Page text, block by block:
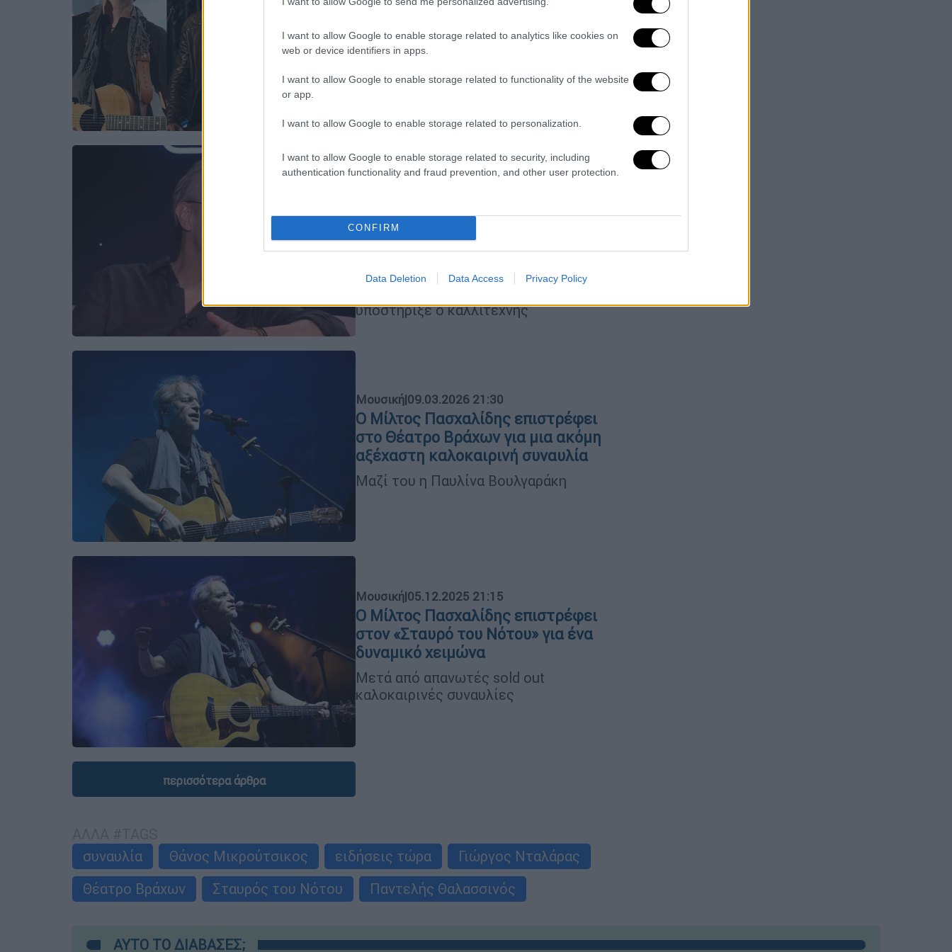
I want to allow Google to enable storage related to analytics like cookies on
web or device identifiers in apps.
I want to allow Google to enable storage related to functionality of the website
or app.
I want to allow Google to enable storage related to personalization.
I want to allow Google to enable storage related to security, including
authentication functionality and fraud prevention, and other user protection.
CONFIRM
Data Deletion Data Access Privacy Policy
Μουντάκη με Πασχαλίδη,
Θαλασσινό και Στρατάκη
Με το έργο και τη διδασκαλία του,
της γνήσιας κρητικής μουσικής τόσο
Lifestyle|31.03.2026 09:59
Μίλτος Πασχαλίδης: «Με
γάμο των ομοφύλων, μου φάνηκε
απάνθρωπο»
στη Βουλή. Είμαι πιο χρήσιμος
υποστήριξε ο καλλιτέχνης
Μουσική|09.03.2026 21:30
Ο Μίλτος Πασχαλίδης επιστρέφει
στο Θέατρο Βράχων για μια ακόμη
αξέχαστη καλοκαιρινή συναυλία
Μαζί του η Παυλίνα Βουλγαράκη
Μουσική|05.12.2025 21:15
Ο Μίλτος Πασχαλίδης επιστρέφει
στον «Σταυρό του Νότου» για ένα
δυναμικό χειμώνα
Μετά από απανωτές sold out
καλοκαιρινές συναυλίες
περισσότερα άρθρα
συναυλία
Θάνος Μικρούτσικος ειδήσεις τώρα
Γιώργος Νταλάρας
Θέατρο Βράχων
Σταυρός του Νότου Παντελής Θαλασσινός
ΑΥΤΟ ΤΟ ΔΙΑΒΑΣΕΣ;